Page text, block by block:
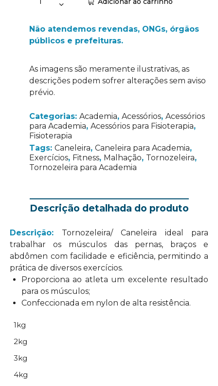
Não atendemos revendas, ONGs, órgãos
públicos e prefeituras.
As imagens são meramente ilustrativas, as
descrições podem sofrer alterações sem aviso
prévio.
Categorias: Academia, Acessórios, Acessórios
para Academia, Acessórios para Fisioterapia,
Fisioterapia
Tags: Caneleira, Caneleira para Academia,
Exercícios, Fitness, Malhação, Tornozeleira,
Tornozeleira para Academia
Descrição detalhada do produto
Descrição: Tornozeleira/ Caneleira ideal para
trabalhar os músculos das pernas, braços e
abdômen com facilidade e eficiência, permitindo a
prática de diversos exercícios.
Proporciona ao atleta um excelente resultado
para os músculos;
Confeccionada em nylon de alta resistência.
1kg
2kg
3kg
4kg